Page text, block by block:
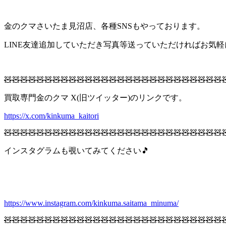
金のクマさいたま見沼店、各種SNSもやっております。
LINE友達追加していただき写真等送っていただければお気軽
買取専門金のクマ X(旧ツイッター)のリンクです。
https://x.com/kinkuma_kaitori
インスタグラムも覗いてみてください🎵
https://www.instagram.com/kinkuma.saitama_minuma/